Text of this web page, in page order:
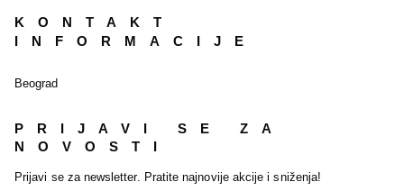
KONTAKT
INFORMACIJE
Beograd
PRIJAVI SE ZA
NOVOSTI
Prijavi se za newsletter. Pratite najnovije akcije i sniženja!